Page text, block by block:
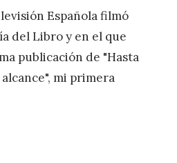
Española filmó
del Libro y en el que
publicación de "Hasta
mi primera